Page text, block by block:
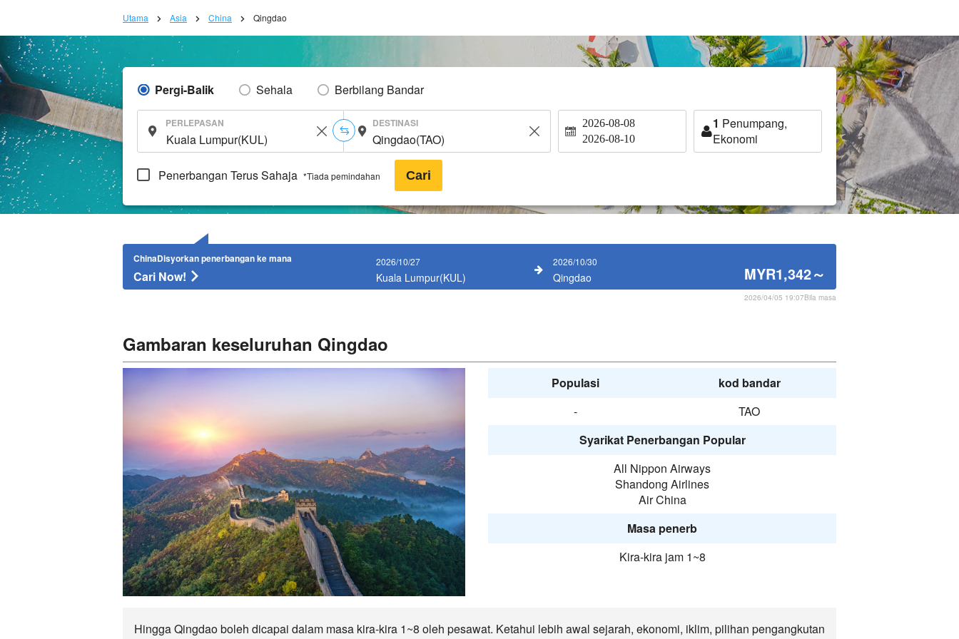
Utama Asia China Qingdao
Pergi-Balik Sehala Berbilang Bandar
PERLEPASAN DESTINASI 2026-08-08
2026-08-10
1 Penumpang,
Ekonomi
Penerbangan Terus Sahaja *Tiada pemindahan Cari
ChinaDisyorkan penerbangan ke mana
Cari Now!
2026/10/27
Kuala Lumpur(KUL)
2026/10/30
Qingdao MYR1,342～
2026/04/05 19:07Bila masa
Gambaran keseluruhan Qingdao
Populasi
kod bandar
-
TAO
Syarikat Penerbangan Popular
All Nippon Airways
Shandong Airlines
Air China
Masa penerb
Kira-kira jam 1~8
Hingga Qingdao boleh dicapai dalam masa kira-kira 1~8 oleh pesawat. Ketahui lebih awal sejarah, ekonomi, iklim, pilihan pengangkutan